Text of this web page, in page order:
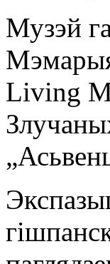
Музэй
Living